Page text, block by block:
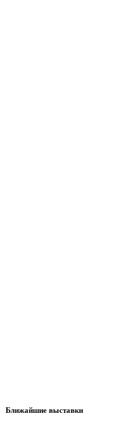
Ближайшие выставки